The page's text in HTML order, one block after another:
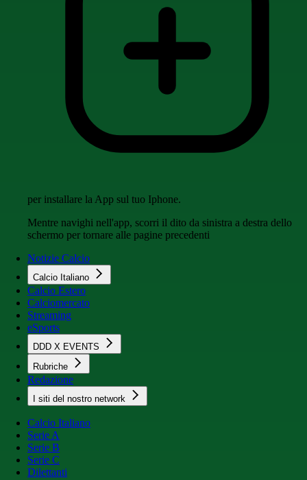
per installare la App sul tuo Iphone.
Mentre navighi nell'app, scorri il dito da sinistra a destra dello
schermo per tornare alle pagine precedenti
Notizie Calcio
Calcio Italiano
Calcio Estero
Calciomercato
Streaming
eSports
DDD X EVENTS
Rubriche
Redazione
I siti del nostro network
Calcio Italiano
Serie A
Serie B
Serie C
Dilettanti